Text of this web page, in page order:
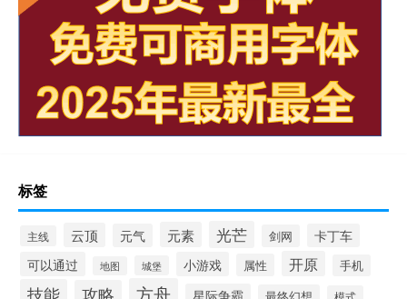
标签
主线 云顶 元气 元素 光芒 剑网 卡丁车
可以通过 地图 城堡 小游戏 属性 开原 手机
技能 攻略 方舟 星际争霸 最终幻想 模式